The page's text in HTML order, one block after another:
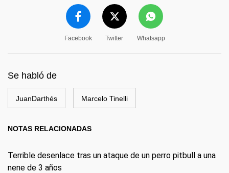
Facebook Twitter Whatsapp
Se habló de
JuanDarthés Marcelo Tinelli
NOTAS RELACIONADAS
Terrible desenlace tras un ataque de un perro pitbull a una
nene de 3 años